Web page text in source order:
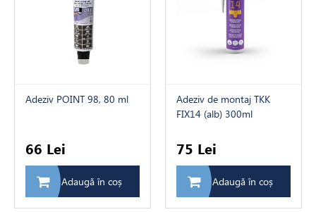
Adeziv POINT 98, 80 ml
66 Lei
Adaugă în coș
Adeziv de montaj TKK
FIX14 (alb) 300ml
75 Lei
Adaugă în coș